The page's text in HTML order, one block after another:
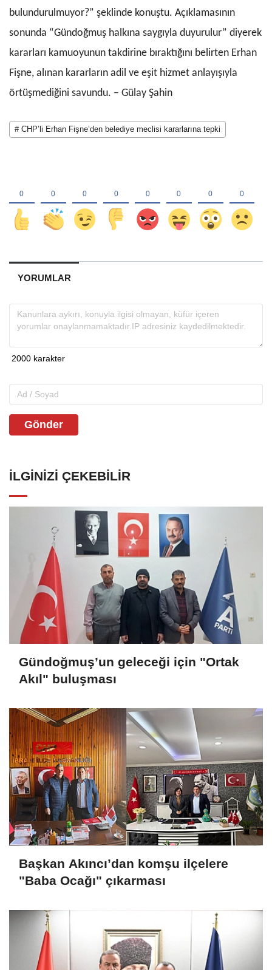
bulundurulmuyor?” şeklinde konuştu. Açıklamasının
sonunda “Gündoğmuş halkına saygıyla duyurulur” diyerek
kararları kamuoyunun takdirine bıraktığını belirten Erhan
Fişne, alınan kararların adil ve eşit hizmet anlayışıyla
örtüşmediğini savundu. – Gülay Şahin
# CHP’li Erhan Fişne’den belediye meclisi kararlarına tepki
YORUMLAR
Gönder
İLGINIZI ÇEKEBILIR
Gündoğmuş’un geleceği için "Ortak
Akıl" buluşması
Başkan Akıncı’dan komşu ilçelere
"Baba Ocağı" çıkarması